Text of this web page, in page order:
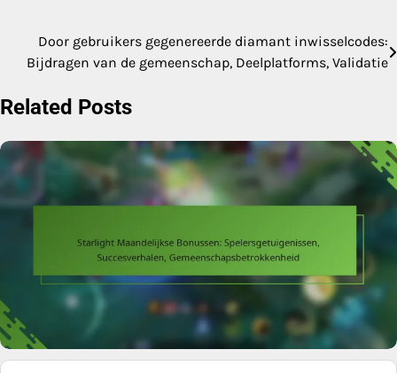
Post
navigation
Door gebruikers gegenereerde diamant inwisselcodes:
Bijdragen van de gemeenschap, Deelplatforms, Validatie
Related Posts